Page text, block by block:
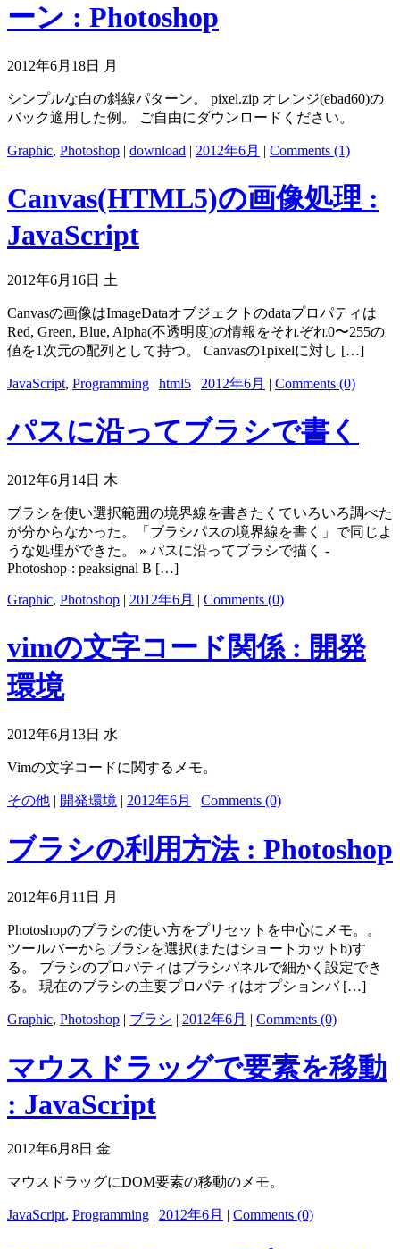
ーン : Photoshop
2012年6月18日 月
シンプルな白の斜線パターン。 pixel.zip オレンジ(ebad60)の
バック適用した例。 ご自由にダウンロードください。
Graphic, Photoshop | download | 2012年6月 | Comments (1)
Canvas(HTML5)の画像処理 :
JavaScript
2012年6月16日 土
Canvasの画像はImageDataオブジェクトのdataプロパティは
Red, Green, Blue, Alpha(不透明度)の情報をそれぞれ0〜255の
値を1次元の配列として持つ。 Canvasの1pixelに対し […]
JavaScript, Programming | html5 | 2012年6月 | Comments (0)
パスに沿ってブラシで書く
2012年6月14日 木
ブラシを使い選択範囲の境界線を書きたくていろいろ調べた
が分からなかった。「ブラシパスの境界線を書く」で同じよ
うな処理ができた。 » パスに沿ってブラシで描く -
Photoshop-: peaksignal B […]
Graphic, Photoshop | 2012年6月 | Comments (0)
vimの文字コード関係 : 開発
環境
2012年6月13日 水
Vimの文字コードに関するメモ。
その他 | 開発環境 | 2012年6月 | Comments (0)
ブラシの利用方法 : Photoshop
2012年6月11日 月
Photoshopのブラシの使い方をプリセットを中心にメモ。。
ツールバーからブラシを選択(またはショートカットb)す
る。 ブラシのプロパティはブラシパネルで細かく設定でき
る。 現在のブラシの主要プロパティはオプションバ […]
Graphic, Photoshop | ブラシ | 2012年6月 | Comments (0)
マウスドラッグで要素を移動
: JavaScript
2012年6月8日 金
マウスドラッグにDOM要素の移動のメモ。
JavaScript, Programming | 2012年6月 | Comments (0)